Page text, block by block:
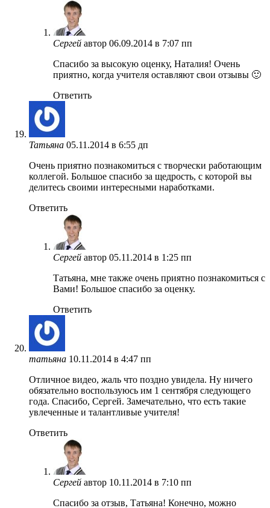
Сергей автор 06.09.2014 в 7:07 пп
Спасибо за высокую оценку, Наталия! Очень
приятно, когда учителя оставляют свои отзывы 🙂
Ответить
Татьяна 05.11.2014 в 6:55 дп
Очень приятно познакомиться с творчески работающим
коллегой. Большое спасибо за щедрость, с которой вы
делитесь своими интересными наработками.
Ответить
Сергей автор 05.11.2014 в 1:25 пп
Татьяна, мне также очень приятно познакомиться с
Вами! Большое спасибо за оценку.
Ответить
татьяна 10.11.2014 в 4:47 пп
Отличное видео, жаль что поздно увидела. Ну ничего
обязательно воспользуюсь им 1 сентября следующего
года. Спасибо, Сергей. Замечательно, что есть такие
увлеченные и талантливые учителя!
Ответить
Сергей автор 10.11.2014 в 7:10 пп
Спасибо за отзыв, Татьяна! Конечно, можно